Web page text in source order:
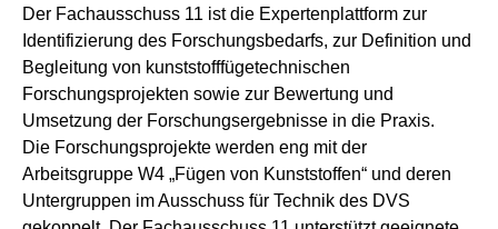
Der Fachausschuss 11 ist die Expertenplattform zur
Identifizierung des Forschungsbedarfs, zur Definition und
Begleitung von kunststofffügetechnischen
Forschungsprojekten sowie zur Bewertung und
Umsetzung der Forschungsergebnisse in die Praxis.
Die Forschungsprojekte werden eng mit der
Arbeitsgruppe W4 „Fügen von Kunststoffen“ und deren
Untergruppen im Ausschuss für Technik des DVS